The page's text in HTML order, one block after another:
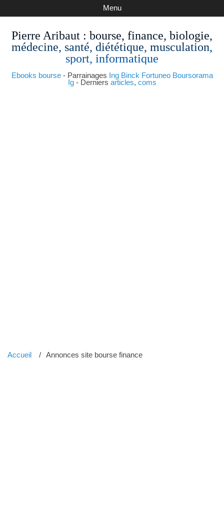
Pierre Aribaut : bourse, finance, biologie,
médecine, santé, diététique, musculation,
sport, informatique
Ebooks bourse- Parrainages Ing Binck Fortuneo Boursorama
Ig- Derniers articles, coms
Menu
Accueil Annonces site bourse finance